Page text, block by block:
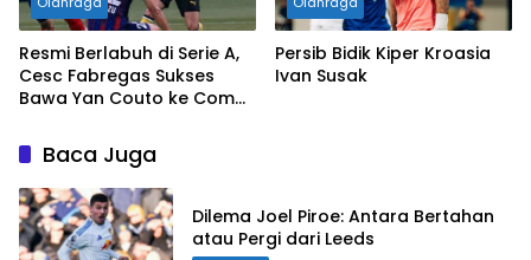
Resmi Berlabuh di Serie A,
Cesc Fabregas Sukses
Bawa Yan Couto ke Como
Persib Bidik Kiper Kroasia
Ivan Susak
Baca Juga
Dilema Joel Piroe: Antara Bertahan
atau Pergi dari Leeds